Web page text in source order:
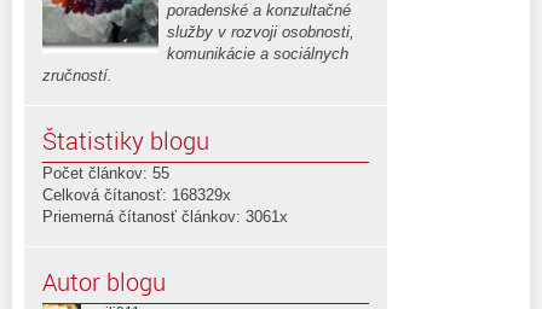
poradenské a konzultačné
služby v rozvoji osobnosti,
komunikácie a sociálnych
zručností.
Štatistiky blogu
Počet článkov: 55
Celková čítanosť: 168329x
Priemerná čítanosť článkov: 3061x
Autor blogu